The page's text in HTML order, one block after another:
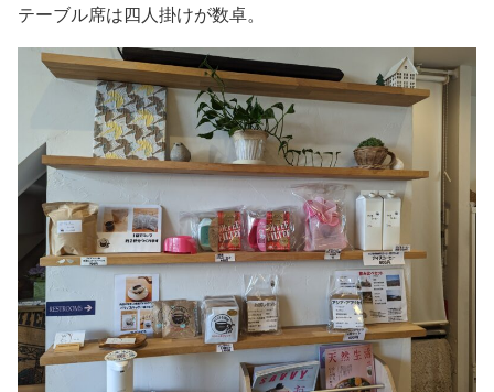
テーブル席は四人掛けが数卓。